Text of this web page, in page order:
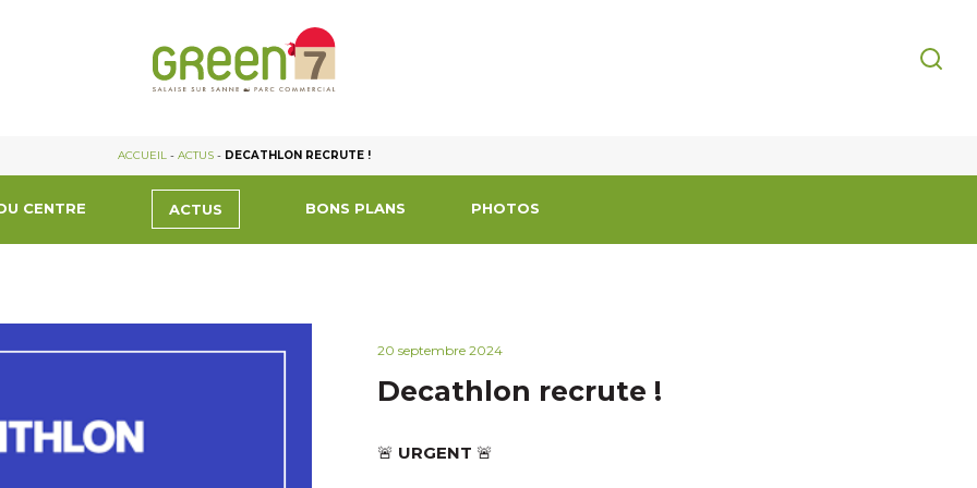
ACCUEIL - ACTUS - DECATHLON RECRUTE !
CENTRE ACTUS BONS PLANS PHOTOS
20 septembre 2024
Decathlon recrute !
🚨 URGENT 🚨